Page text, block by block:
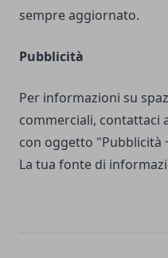
sempre aggiornato.
Pubblicità
Per informazioni su
commerciali, contattaci
con oggetto "Pubblicità
La tua fonte di